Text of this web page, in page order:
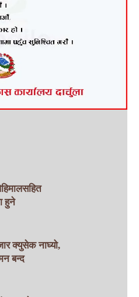
हुने
क्युसेक नाघ्यो,
बन्द